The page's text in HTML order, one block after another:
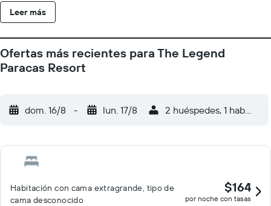
frigorífico, microondas y cafetera y tetera. Los baños están
equipados con ducha y bañera combinadas, artículos de higiene
navegar por la web gracias a nuestro acceso a Internet gratis
(por cable y wifi). Los servicios para las personas de negocios
plancha. Es posible solicitar cambio de toallas y cambio de
servicios de ocio y esparcimiento incluyen una playa privada y
gimnasio. Se pueden practicar las actividades de ocio y
cerca del alojamiento (es posible que se aplique un recargo).
Leer más
Ofertas más recientes para The Legend
Paracas Resort
dom. 16/8 - lun. 17/8 2 huéspedes, 1
Habitación con cama extragrande, tipo de
cama desconocido
$164
por noche con tasas